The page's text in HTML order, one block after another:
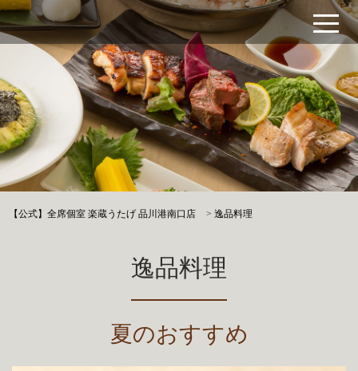
【公式】全席個室 楽蔵うたげ 品川港南口店 >逸品料理
逸品料理
夏のおすすめ